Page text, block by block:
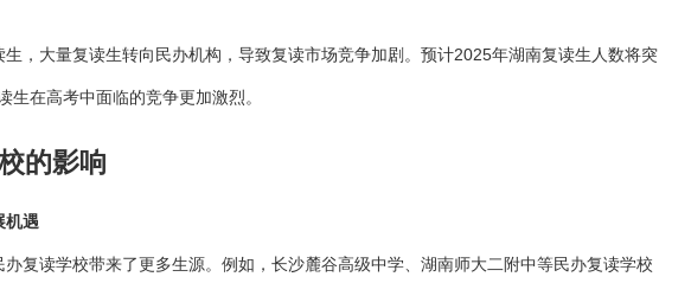
生，大量复读生转向民办机构，导致复读市场竞争加剧。预计2025年湖南复读生人数将突
生在高考中面临的竞争更加激烈。
的影响
机遇
办复读学校带来了更多生源。例如，长沙麓谷高级中学、 湖南师大二附中等民办复读学校